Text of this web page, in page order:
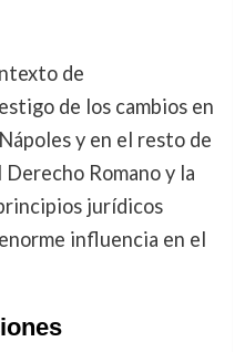
de
de los cambios en
y en el resto de
Romano y la
jurídicos
influencia en el